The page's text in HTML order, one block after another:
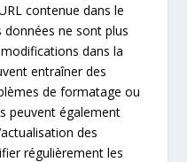
contenue dans le
ne sont plus
dans la
entraîner des
de formatage ou
peuvent également
des
régulièrement les